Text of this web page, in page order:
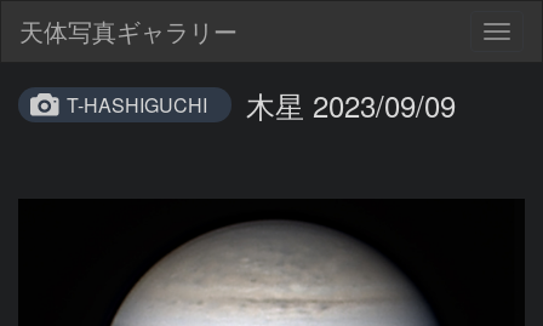
天体写真ギャラリー
T-HASHIGUCHI 木星 2023/09/09